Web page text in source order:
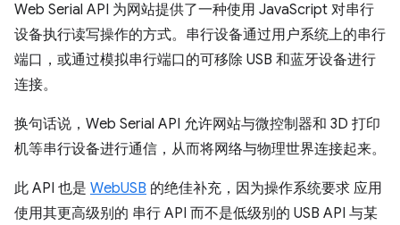
Web Serial API 为网站提供了一种使用 JavaScript 对串行
设备执行读写操作的方式。串行设备通过用户系统上的串行
端口，或通过模拟串行端口的可移除 USB 和蓝牙设备进行
连接。
换句话说，Web Serial API 允许网站与微控制器和 3D 打印
机等串行设备进行通信，从而将网络与物理世界连接起来。
此 API 也是 WebUSB 的绝佳补充，因为操作系统要求 应用
使用其更高级别的 串行 API 而不是低级别的 USB API 与某